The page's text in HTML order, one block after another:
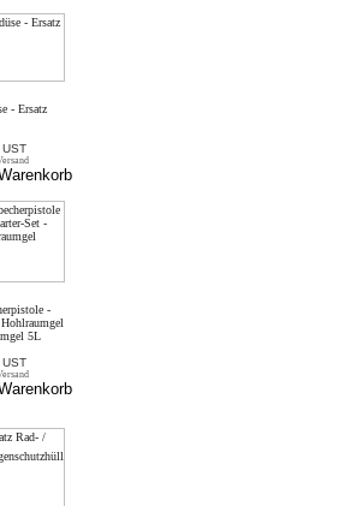
- Ersatz
-
5L